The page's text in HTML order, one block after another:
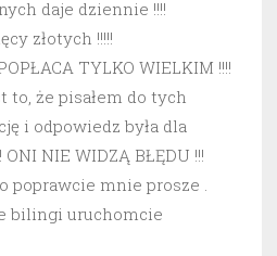
daje dziennie !!!!
złotych !!!!!
TYLKO WIELKIM !!!!
to, że pisałem do tych
i odpowiedz była dla
NIE WIDZĄ BŁĘDU !!!
poprawcie mnie prosze .
bilingi uruchomcie